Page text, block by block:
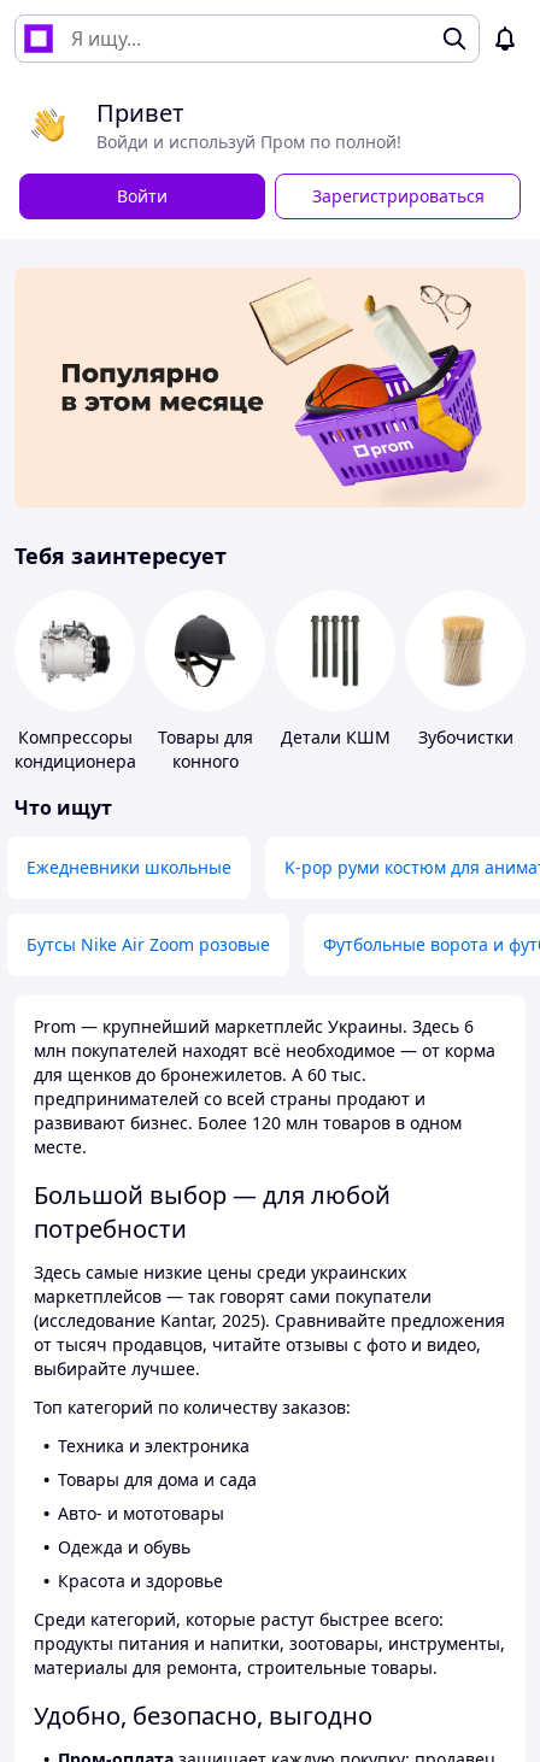
Привет
Войди и используй Пром по полной!
Войти Зарегистрироваться
Тебя заинтересует
Компрессоры
кондиционера
Товары для
конного
Детали КШМ
Зубочистки
Что ищут
Ежедневники школьные K-pop руми костюм для
Бутсы Nike Air Zoom розовые Футбольные ворота и
Prom — крупнейший маркетплейс Украины. Здесь 6
млн покупателей находят всё необходимое — от корма
для щенков до бронежилетов. А 60 тыс.
предпринимателей со всей страны продают и
развивают бизнес. Более 120 млн товаров в одном
месте.
Большой выбор — для любой
потребности
Здесь самые низкие цены среди украинских
маркетплейсов — так говорят сами покупатели
(исследование Kantar, 2025). Сравнивайте предложения
от тысяч продавцов, читайте отзывы с фото и видео,
выбирайте лучшее.
Топ категорий по количеству заказов:
Техника и электроника
Товары для дома и сада
Авто- и мототовары
Одежда и обувь
Красота и здоровье
Среди категорий, которые растут быстрее всего:
продукты питания и напитки, зоотовары, инструменты,
материалы для ремонта, строительные товары.
Удобно, безопасно, выгодно